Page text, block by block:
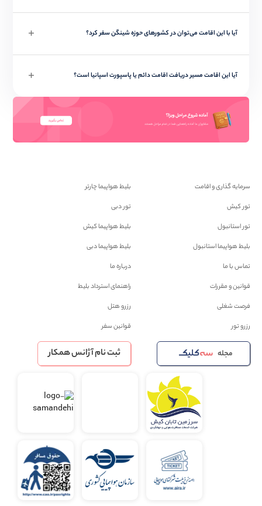
آیا با این اقامت می‌توان در کشورهای حوزه شینگن سفر کرد؟
آیا این اقامت مسیر دریافت اقامت دائم یا پاسپورت اسپانیا است؟
سرمایه گذاری و اقامت
بلیط هواپیما چارتر
تور کیش
تور دبی
تور استانبول
بلیط هواپیما کیش
بلیط هواپیما استانبول
بلیط هواپیما دبی
تماس با ما
درباره ما
قوانین و مقررات
راهنمای استرداد بلیط
فرصت شغلی
رزرو هتل
رزرو تور
قوانین سفر
مجله ثبت نام آژانس همکار